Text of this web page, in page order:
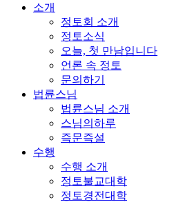
소개
정토회 소개
정토소식
오늘, 첫 만남입니다
언론 속 정토
문의하기
법륜스님
법륜스님 소개
스님의하루
즉문즉설
수행
수행 소개
정토불교대학
정토경전대학